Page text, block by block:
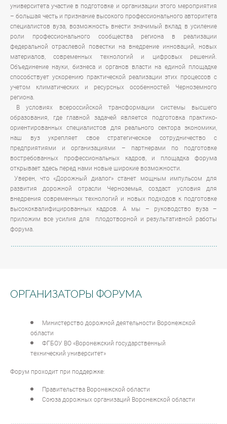
университета участие в подготовке и организации этого мероприятия
– большая честь и признание высокого профессионального авторитета
специалистов вуза, возможность внести значимый вклад в усиление
роли профессионального сообщества региона в реализации
федеральной отраслевой повестки на внедрение инноваций, новых
материалов, современных технологий и цифровых решений.
Объединение науки, бизнеса и органов власти на единой площадке
способствует ускорению практической реализации этих процессов с
учетом климатических и ресурсных особенностей Черноземного
региона.
В условиях всероссийской трансформации системы высшего
образования, где главной задачей является подготовка практико-
ориентированных специалистов для реального сектора экономики,
наш вуз укрепляет свое стратегическое сотрудничество с
предприятиями и организациями – партнерами по подготовке
востребованных профессиональных кадров, и площадка форума
открывает здесь перед нами новые широкие возможности.
Уверен, что «Дорожный диалог» станет мощным импульсом для
развития дорожной отрасли Черноземья, создаст условия для
внедрения современных технологий и новых подходов к подготовке
высококвалифицированных кадров. А мы – руководство вуза –
приложим все усилия для плодотворной и результативной работы
форума.
ОРГАНИЗАТОРЫ ФОРУМА
Министерство дорожной деятельности Воронежской
области
ФГБОУ ВО «Воронежский государственный
технический университет»
Форум проходит при поддержке:
Правительства Воронежской области
Союза дорожных организаций Воронежской области